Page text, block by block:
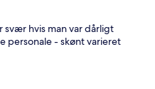
hvis man var dårligt
personale - skønt varieret